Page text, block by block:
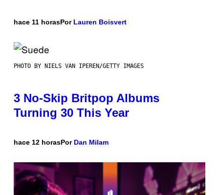
hace 11 horasPor Lauren Boisvert
PHOTO BY NIELS VAN IPEREN/GETTY IMAGES
3 No-Skip Britpop Albums
Turning 30 This Year
hace 12 horasPor Dan Milam